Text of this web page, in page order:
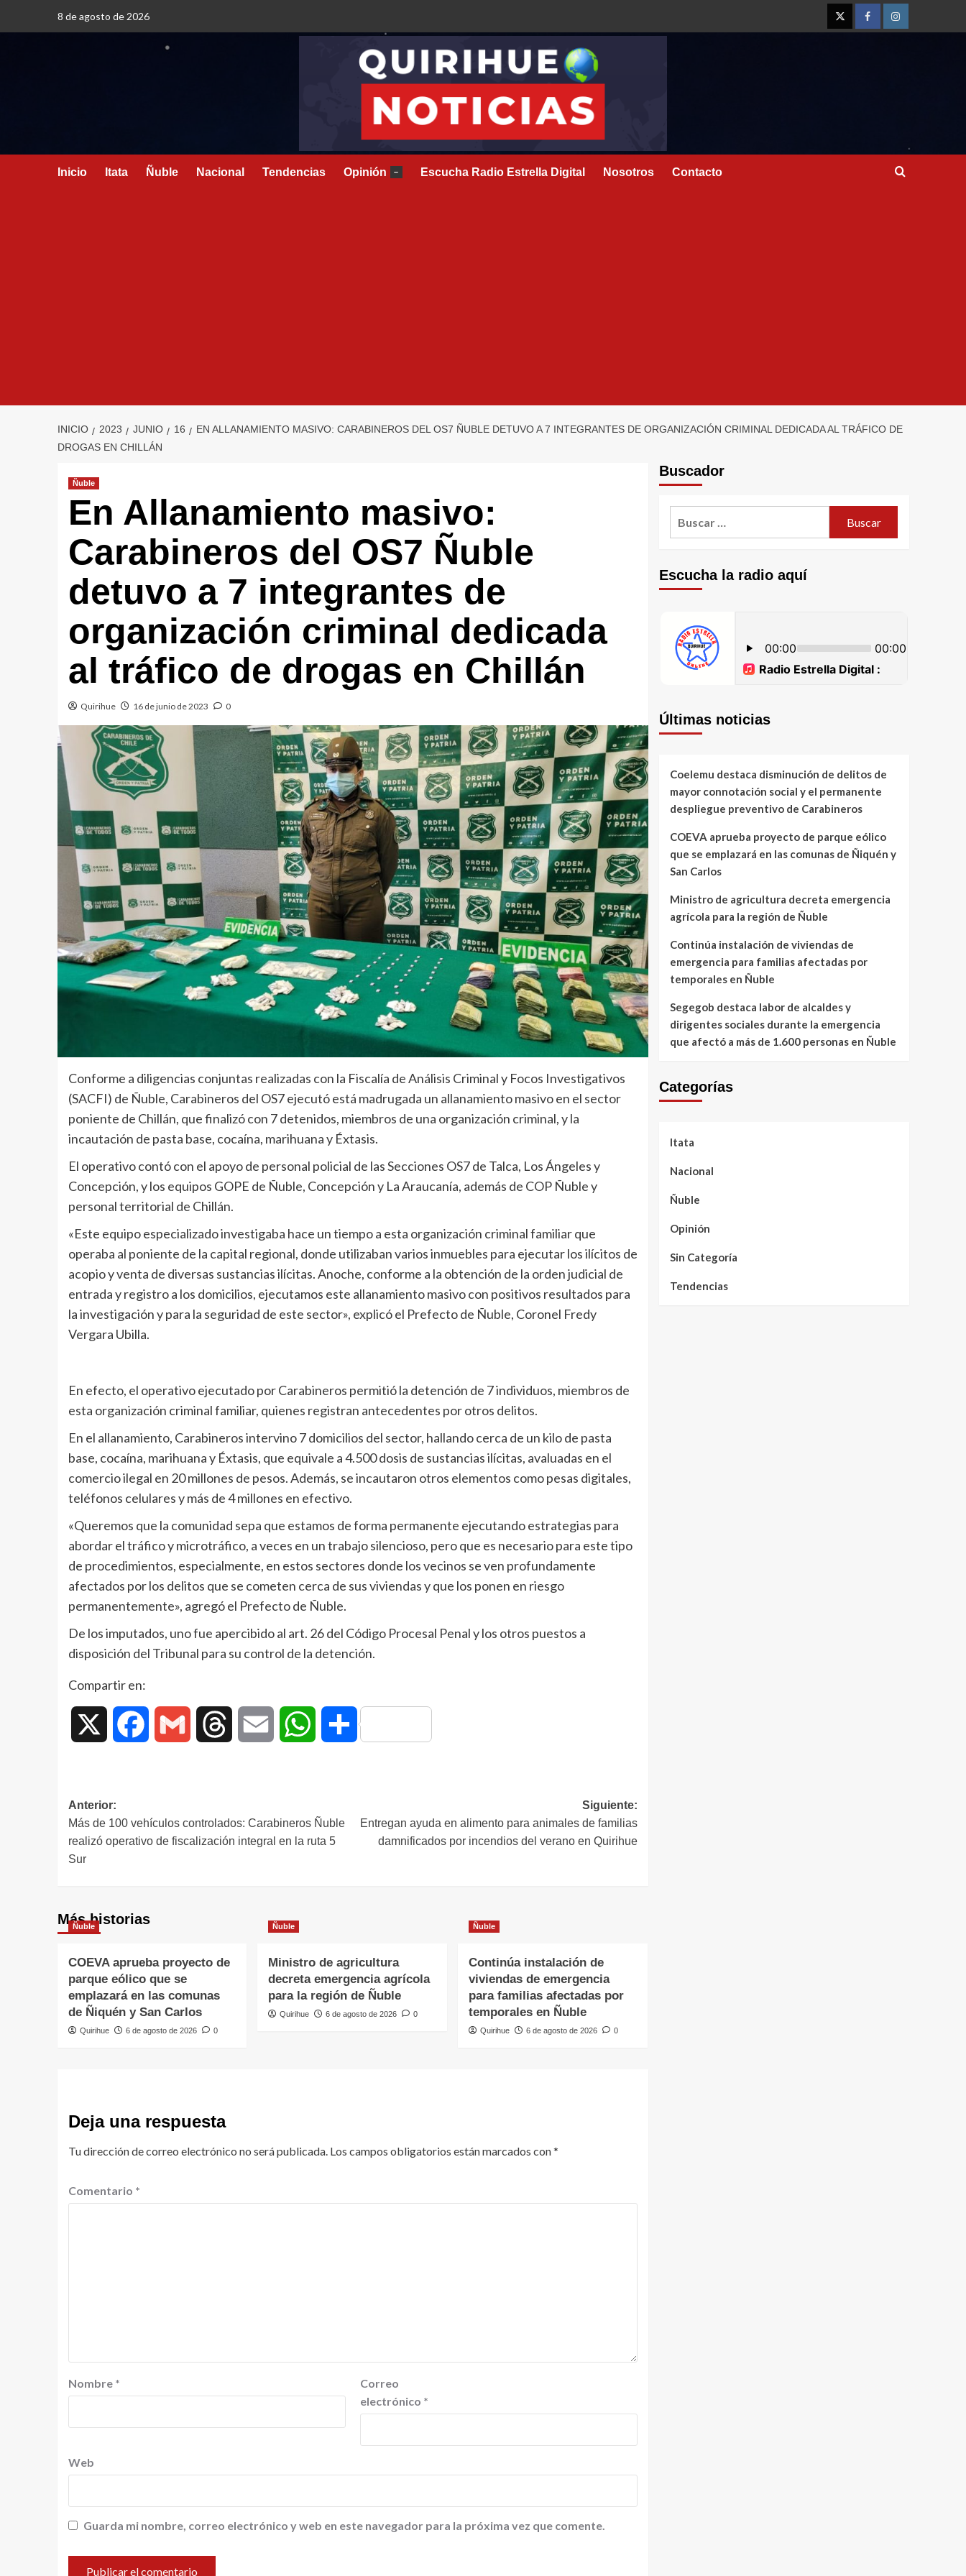
8 de agosto de 2026
Inicio Itata Ñuble Nacional Tendencias Opinión – Escucha Radio Estrella Digital Nosotros Contacto
INICIO 2023 JUNIO 16
EN ALLANAMIENTO MASIVO: CARABINEROS DEL OS7 ÑUBLE DETUVO A 7 INTEGRANTES DE ORGANIZACIÓN CRIMINAL DEDICADA AL TRÁFICO DE
DROGAS EN CHILLÁN
Ñuble
En Allanamiento masivo:
Carabineros del OS7 Ñuble
detuvo a 7 integrantes de
organización criminal dedicada
al tráfico de drogas en Chillán
Quirihue 16 de junio de 2023 0
Conforme a diligencias conjuntas realizadas con la Fiscalía de Análisis Criminal y Focos Investigativos
(SACFI) de Ñuble, Carabineros del OS7 ejecutó está madrugada un allanamiento masivo en el sector
poniente de Chillán, que finalizó con 7 detenidos, miembros de una organización criminal, y la
incautación de pasta base, cocaína, marihuana y Éxtasis.
El operativo contó con el apoyo de personal policial de las Secciones OS7 de Talca, Los Ángeles y
Concepción, y los equipos GOPE de Ñuble, Concepción y La Araucanía, además de COP Ñuble y
personal territorial de Chillán.
«Este equipo especializado investigaba hace un tiempo a esta organización criminal familiar que
operaba al poniente de la capital regional, donde utilizaban varios inmuebles para ejecutar los ilícitos de
acopio y venta de diversas sustancias ilícitas. Anoche, conforme a la obtención de la orden judicial de
entrada y registro a los domicilios, ejecutamos este allanamiento masivo con positivos resultados para
la investigación y para la seguridad de este sector», explicó el Prefecto de Ñuble, Coronel Fredy
Vergara Ubilla.
En efecto, el operativo ejecutado por Carabineros permitió la detención de 7 individuos, miembros de
esta organización criminal familiar, quienes registran antecedentes por otros delitos.
En el allanamiento, Carabineros intervino 7 domicilios del sector, hallando cerca de un kilo de pasta
base, cocaína, marihuana y Éxtasis, que equivale a 4.500 dosis de sustancias ilícitas, avaluadas en el
comercio ilegal en 20 millones de pesos. Además, se incautaron otros elementos como pesas digitales,
teléfonos celulares y más de 4 millones en efectivo.
«Queremos que la comunidad sepa que estamos de forma permanente ejecutando estrategias para
abordar el tráfico y microtráfico, a veces en un trabajo silencioso, pero que es necesario para este tipo
de procedimientos, especialmente, en estos sectores donde los vecinos se ven profundamente
afectados por los delitos que se cometen cerca de sus viviendas y que los ponen en riesgo
permanentemente», agregó el Prefecto de Ñuble.
De los imputados, uno fue apercibido al art. 26 del Código Procesal Penal y los otros puestos a
disposición del Tribunal para su control de la detención.
Compartir en:
Facebook Gmail Threads Email WhatsAppCompartir
Anterior:
Más de 100 vehículos controlados: Carabineros Ñuble
realizó operativo de fiscalización integral en la ruta 5
Sur
Siguiente:
Entregan ayuda en alimento para animales de familias
damnificados por incendios del verano en Quirihue
Más historias
Ñuble
COEVA aprueba proyecto de
parque eólico que se
emplazará en las comunas
de Ñiquén y San Carlos
Quirihue 6 de agosto de 2026 0
Ñuble
Ministro de agricultura
decreta emergencia agrícola
para la región de Ñuble
Quirihue 6 de agosto de 2026 0
Ñuble
Continúa instalación de
viviendas de emergencia
para familias afectadas por
temporales en Ñuble
Quirihue 6 de agosto de 2026 0
Deja una respuesta
Tu dirección de correo electrónico no será publicada. Los campos obligatorios están marcados con*
Comentario *
Nombre *
Correo
electrónico *
Web
Guarda mi nombre, correo electrónico y web en este navegador para la próxima vez que comente.
Buscador
Escucha la radio aquí
Últimas noticias
Coelemu destaca disminución de delitos de
mayor connotación social y el permanente
despliegue preventivo de Carabineros
COEVA aprueba proyecto de parque eólico
que se emplazará en las comunas de Ñiquén y
San Carlos
Ministro de agricultura decreta emergencia
agrícola para la región de Ñuble
Continúa instalación de viviendas de
emergencia para familias afectadas por
temporales en Ñuble
Segegob destaca labor de alcaldes y
dirigentes sociales durante la emergencia
que afectó a más de 1.600 personas en Ñuble
Categorías
Itata
Nacional
Ñuble
Opinión
Sin Categoría
Tendencias